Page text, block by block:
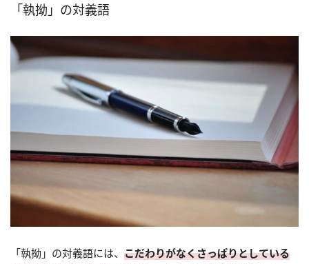
「執拗」の対義語
「執拗」の対義語には、 こだわりがなくさっぱりとしている